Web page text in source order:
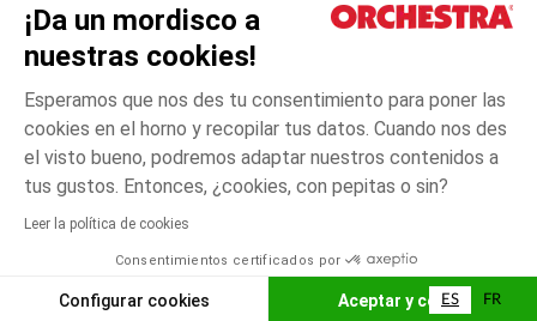
¡Da un mordisco a
nuestras cookies!
Esperamos que nos des tu consentimiento para poner las
cookies en el horno y recopilar tus datos. Cuando nos des
el visto bueno, podremos adaptar nuestros contenidos a
tus gustos. Entonces, ¿cookies, con pepitas o sin?
Leer la política de cookies
Consentimientos certificados por
Configurar cookies Aceptar y cerrar
Marrón
talla
unica
El pago medidante
AÑADIR A LA CESTA
Aviso Legal
*Condiciones de las ofertas actuales
Gestión de las cookies
Accesibilidad: no conforme
Orchestra adhiere al código de ética de la Federación Francesa de comercio
electrónico y venta a distancia (FEVAD) y al sistema de mediación de
ES FR